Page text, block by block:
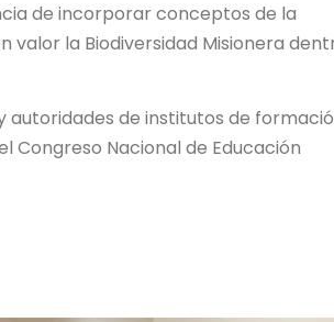
de incorporar conceptos de la
valor la Biodiversidad Misionera
autoridades de institutos de
Congreso Nacional de Educación